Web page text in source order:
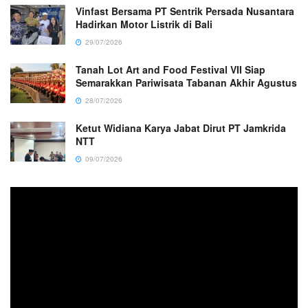
Vinfast Bersama PT Sentrik Persada Nusantara
Hadirkan Motor Listrik di Bali
29/07/2026
Tanah Lot Art and Food Festival VII Siap
Semarakkan Pariwisata Tabanan Akhir Agustus
28/07/2026
Ketut Widiana Karya Jabat Dirut PT Jamkrida
NTT
09/07/2026